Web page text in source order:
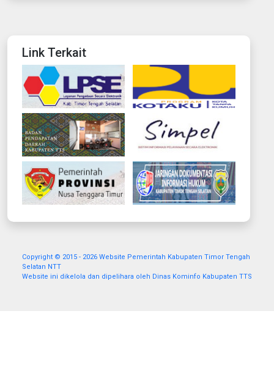
Link Terkait
Copyright © 2015 - 2026 Website Pemerintah Kabupaten Timor Tengah
Selatan NTT
Website ini dikelola dan dipelihara oleh Dinas Kominfo Kabupaten TTS